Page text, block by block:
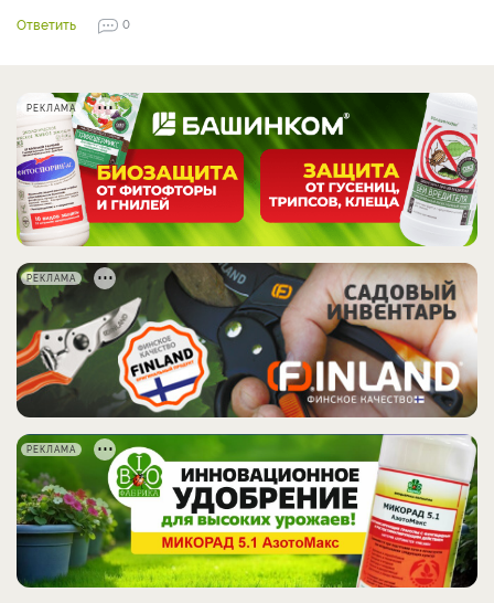
Ответить
0
РЕКЛАМА
РЕКЛАМА
РЕКЛАМА